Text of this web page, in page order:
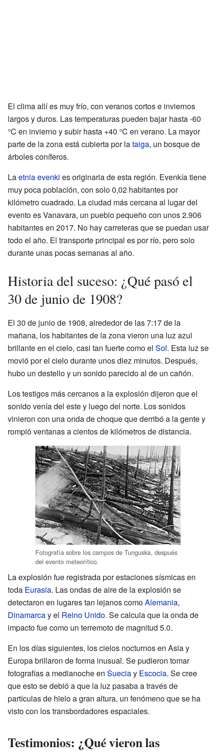
El clima allí es muy frío, con veranos cortos e inviernos
largos y duros. Las temperaturas pueden bajar hasta -60
°C en invierno y subir hasta +40 °C en verano. La mayor
parte de la zona está cubierta por lataiga, un bosque de
árboles coníferos.
Laetnia evenki es originaria de esta región. Evenkía tiene
muy poca población, con solo 0,02 habitantes por
kilómetro cuadrado. La ciudad más cercana al lugar del
evento es Vanavara, un pueblo pequeño con unos 2.906
habitantes en 2017. No hay carreteras que se puedan usar
todo el año. El transporte principal es por río, pero solo
durante unas pocas semanas al año.
Historia del suceso: ¿Qué pasó el
30 de junio de 1908?
El 30 de junio de 1908, alrededor de las 7:17 de la
mañana, los habitantes de la zona vieron una luz azul
brillante en el cielo, casi tan fuerte como el Sol. Esta luz se
movió por el cielo durante unos diez minutos. Después,
hubo un destello y un sonido parecido al de un cañón.
Los testigos más cercanos a la explosión dijeron que el
sonido venía del este y luego del norte. Los sonidos
vinieron con una onda de choque que derribó a la gente y
rompió ventanas a cientos de kilómetros de distancia.
Fotografía sobre los campos de Tunguska, después
del evento meteorítico.
La explosión fue registrada por estaciones sísmicas en
toda Eurasia. Las ondas de aire de la explosión se
detectaron en lugares tan lejanos comoAlemania,
Dinamarcay el Reino Unido. Se calcula que la onda de
impacto fue como un terremoto de magnitud 5.0.
En los días siguientes, los cielos nocturnos en Asia y
Europa brillaron de forma inusual. Se pudieron tomar
fotografías a medianoche en Sueciay Escocia. Se cree
que esto se debió a que la luz pasaba a través de
partículas de hielo a gran altura, un fenómeno que se ha
visto con los transbordadores espaciales.
Testimonios: ¿Qué vieron las